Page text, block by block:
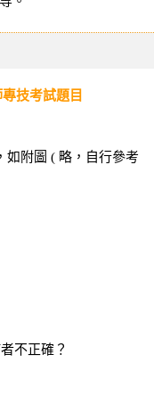
技考試題目
如附圖 ( 略，自行參考
不正確？